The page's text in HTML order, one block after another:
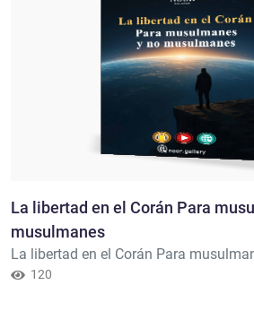
La libertad en el Corán Para
musulmanes
La libertad en el Corán Para
120